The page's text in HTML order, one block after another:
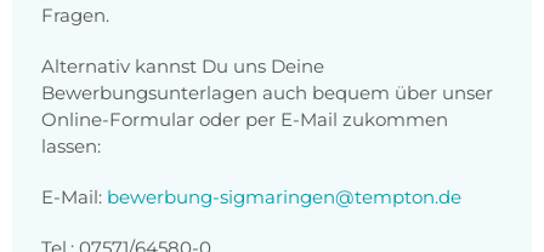
Fragen.
Alternativ kannst Du uns Deine
Bewerbungsunterlagen auch bequem über unser
Online-Formular oder per E-Mail zukommen
lassen:
E-Mail: bewerbung-sigmaringen@tempton.de